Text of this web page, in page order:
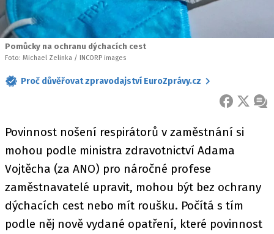
Pomůcky na ochranu dýchacích cest
Foto: Michael Zelinka / INCORP images
Proč důvěřovat zpravodajství EuroZprávy.cz
FACEBOOK
X
Povinnost nošení respirátorů v zaměstnání si
mohou podle ministra zdravotnictví Adama
Vojtěcha (za ANO) pro náročné profese
zaměstnavatelé upravit, mohou být bez ochrany
dýchacích cest nebo mít roušku. Počítá s tím
podle něj nově vydané opatření, které povinnost